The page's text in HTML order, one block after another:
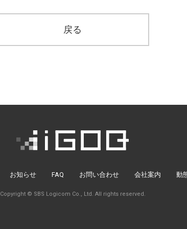
戻る
お知らせ FAQ お問い合わせ 会社案内 動
Copyright © SBS Logicom Co., Ltd. All rights reserved.